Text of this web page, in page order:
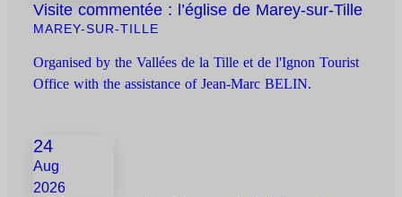
Visite commentée : l’église de Marey-sur-Tille
MAREY-SUR-TILLE
Organised by the Vallées de la Tille et de l'Ignon Tourist
Office with the assistance of Jean-Marc BELIN.
24
Aug
2026